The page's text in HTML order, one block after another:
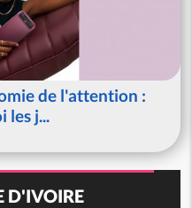
de l'attention :
les j...
D'IVOIRE